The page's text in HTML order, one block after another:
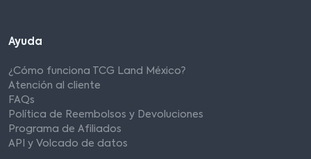
Ayuda
¿Cómo funciona TCG Land México?
Atención al cliente
FAQs
Política de Reembolsos y Devoluciones
Programa de Afiliados
API y Volcado de datos